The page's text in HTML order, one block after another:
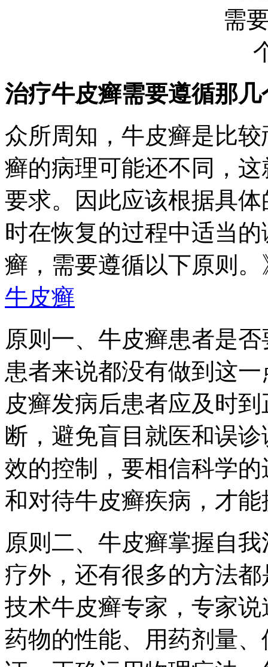
治疗牛皮癣需要遵循那几
众所周知，牛皮癣是比
癣的病理可能还不同，
要求。因此应该根据具
时在恢复的过程中适当
癣，需要遵循以下原则
牛皮癣
原则一、牛皮癣患者是
患者来说都没有做到这
皮癣发病后患者应及时
断，避免盲目就医和误
效的控制，要相信科学
和对待牛皮癣疾病，才
原则二、牛皮癣掌握自
疗外，还有很多的方法
技术牛皮癣专家，专家
药物的性能、用药剂量